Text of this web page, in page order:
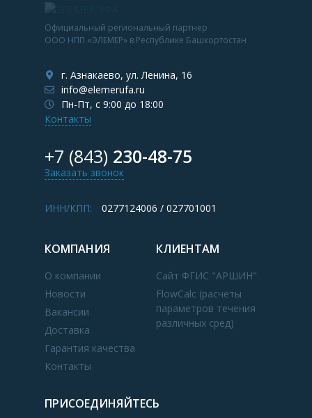
Официальный региональный партнер
ООО НПП «ЭЛЕМЕР» в Республике Башкортостан
г. Азнакаево, ул. Ленина, 16
info@elemerufa.ru
Пн-Пт, с 9:00 до 18:00
Контакты
+7 (843) 230-48-75
Заказать звонок
ИНН/КПП: 0277124006 / 027701001
КОМПАНИЯ
О компании
Новости
Вакансии
Доставка
Гарантия качества
Контакты
КЛИЕНТАМ
Сайт ФГИС "АРШИН"
FlowCalc (расчеты
параметров течения
различных сред)
ПРИСОЕДИНЯЙТЕСЬ